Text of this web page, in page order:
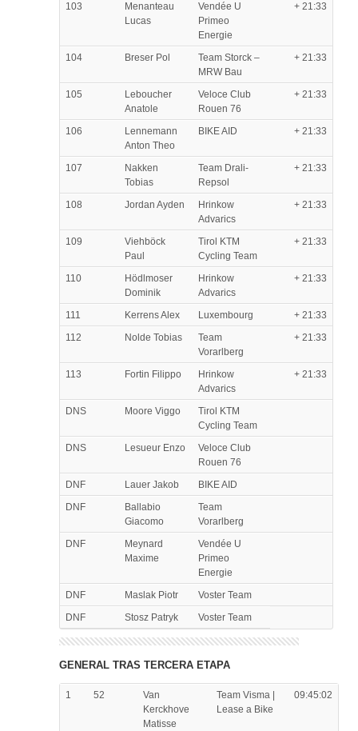
103
Menanteau
Lucas
Vendée U
Primeo
Energie
+ 21:33
104 Breser Pol
Team Storck –
MRW Bau
+ 21:33
105
Leboucher
Anatole
Veloce Club
Rouen 76
+ 21:33
106
Lennemann
Anton Theo
BIKE AID + 21:33
107
Nakken
Tobias
Team Drali-
Repsol
+ 21:33
108 Jordan Ayden
Hrinkow
Advarics
+ 21:33
109
Viehböck
Paul
Tirol KTM
Cycling Team
+ 21:33
110
Hödlmoser
Dominik
Hrinkow
Advarics
+ 21:33
111 Kerrens Alex Luxembourg
+ 21:33
112
Nolde Tobias
Team
Vorarlberg
+ 21:33
113 Fortin Filippo
Hrinkow
Advarics
+ 21:33
DNS Moore Viggo
Tirol KTM
Cycling Team
DNS
Lesueur Enzo
Veloce Club
Rouen 76
DNF
Lauer Jakob
BIKE AID
DNF
Ballabio
Giacomo
Team
Vorarlberg
DNF
Meynard
Maxime
Vendée U
Primeo
Energie
DNF
Maslak Piotr
Voster Team
DNF
Stosz Patryk Voster Team
GENERAL TRAS TERCERA ETAPA
1 52
Van
Kerckhove
Matisse
Team Visma |
Lease a Bike
09:45:02